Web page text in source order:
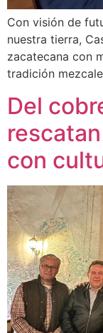
Con visión de
nuestra tierra,
zacatecana con
tradición
Del
con